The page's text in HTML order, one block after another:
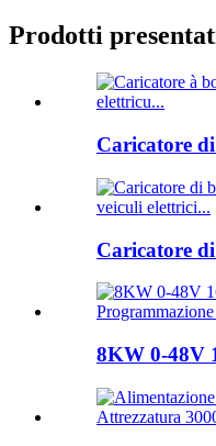
Prodotti
Caricatore
Caricatore
8KW 0-48V